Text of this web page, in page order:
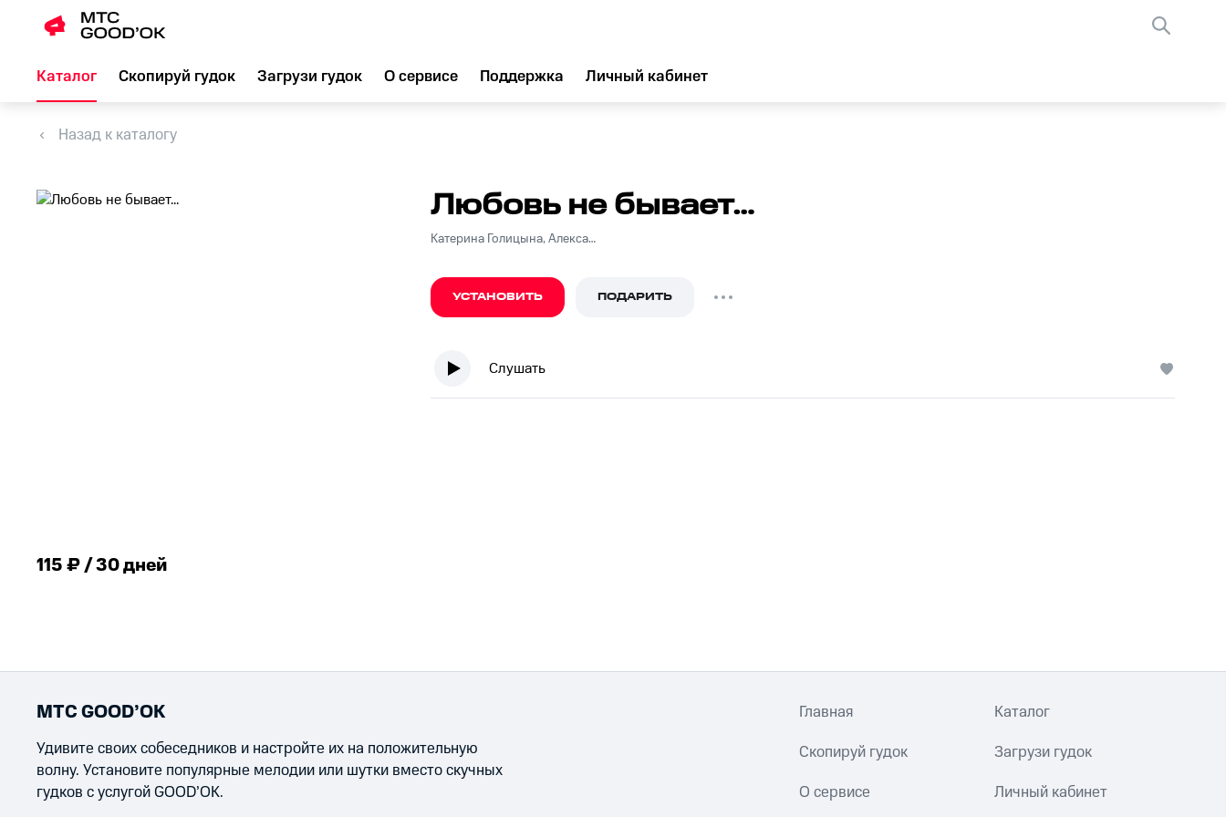
Каталог Скопируй гудок Загрузи гудок О сервисе Поддержка Личный кабинет
Назад к каталогу
115 ₽ / 30 дней
Любовь не бывает…
Катерина Голицына, Александр Прокофьев
УСТАНОВИТЬ ПОДАРИТЬ
Слушать
МТС GOOD’OK
Удивите своих собеседников и настройте их на положительную
волну. Установите популярные мелодии или шутки вместо скучных
гудков с услугой GOOD’OK.
Главная Каталог
Скопируй гудок Загрузи гудок
О сервисе Личный кабинет